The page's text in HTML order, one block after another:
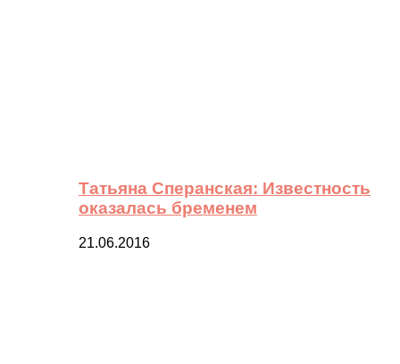
Татьяна Сперанская: Известность
оказалась бременем
21.06.2016